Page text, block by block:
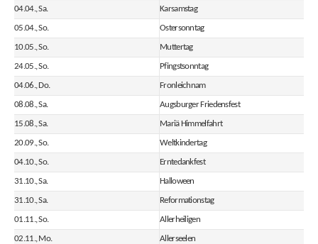
04.04., Sa. Karsamstag
05.04., So. Ostersonntag
10.05., So. Muttertag
24.05., So. Pfingstsonntag
04.06., Do. Fronleichnam
08.08., Sa. Augsburger Friedensfest
15.08., Sa. Mariä Himmelfahrt
20.09., So. Weltkindertag
04.10., So. Erntedankfest
31.10., Sa. Halloween
31.10., Sa. Reformationstag
01.11., So. Allerheiligen
02.11., Mo. Allerseelen